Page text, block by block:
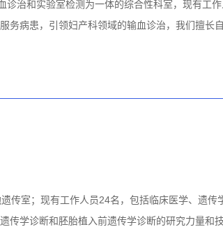
治和实验室检测为一体的综合性科室，现有工
病患，引领妇产科领域的输血诊治，我们擅长
传室；现有工作人员24名，包括临床医学、遗
学诊断和胚胎植入前遗传学诊断的研究力量和